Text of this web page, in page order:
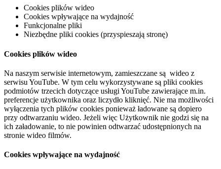
Cookies plików wideo
Cookies wpływające na wydajność
Funkcjonalne pliki
Niezbędne pliki cookies (przyspieszają stronę)
Cookies plików wideo
Na naszym serwisie internetowym, zamieszczane są wideo z
serwisu YouTube. W tym celu wykorzystywane są pliki cookies
podmiotów trzecich dotyczące usługi YouTube zawierające m.in.
preferencje użytkownika oraz liczydło kliknięć. Nie ma możliwości
wyłączenia tych plików cookies ponieważ ładowane są dopiero
przy odtwarzaniu wideo. Jeżeli więc Użytkownik nie godzi się na
ich załadowanie, to nie powinien odtwarzać udostępnionych na
stronie wideo filmów.
Cookies wpływające na wydajność